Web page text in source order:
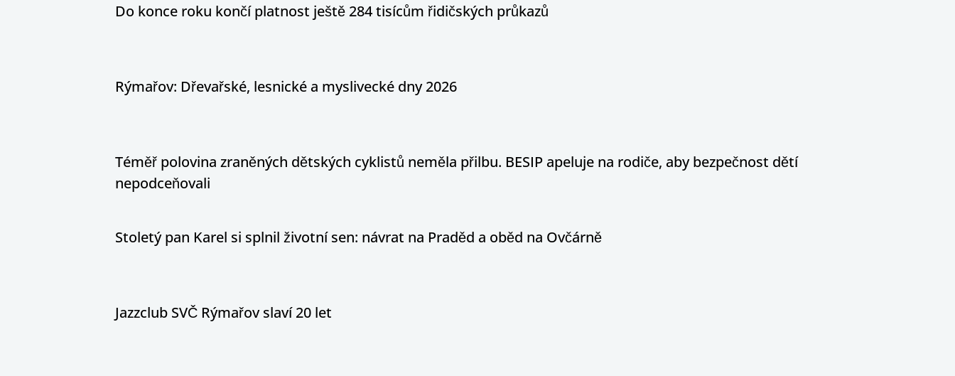
Do konce roku končí platnost ještě 284 tisícům řidičských průkazů
Rýmařov: Dřevařské, lesnické a myslivecké dny 2026
Téměř polovina zraněných dětských cyklistů neměla přilbu. BESIP apeluje na rodiče, aby bezpečnost dětí
nepodceňovali
Stoletý pan Karel si splnil životní sen: návrat na Praděd a oběd na Ovčárně
Jazzclub SVČ Rýmařov slaví 20 let